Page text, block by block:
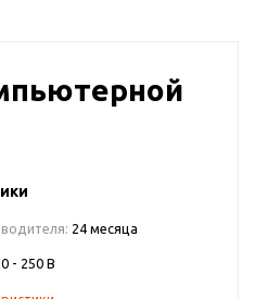
24 месяца
- 250 В